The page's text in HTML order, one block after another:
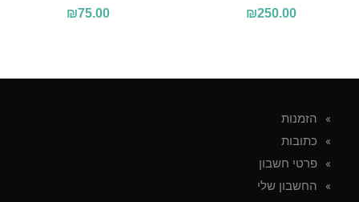
₪75.00 ₪250.00
הזמנות
כתובות
פרטי חשבון
החשבון שלי